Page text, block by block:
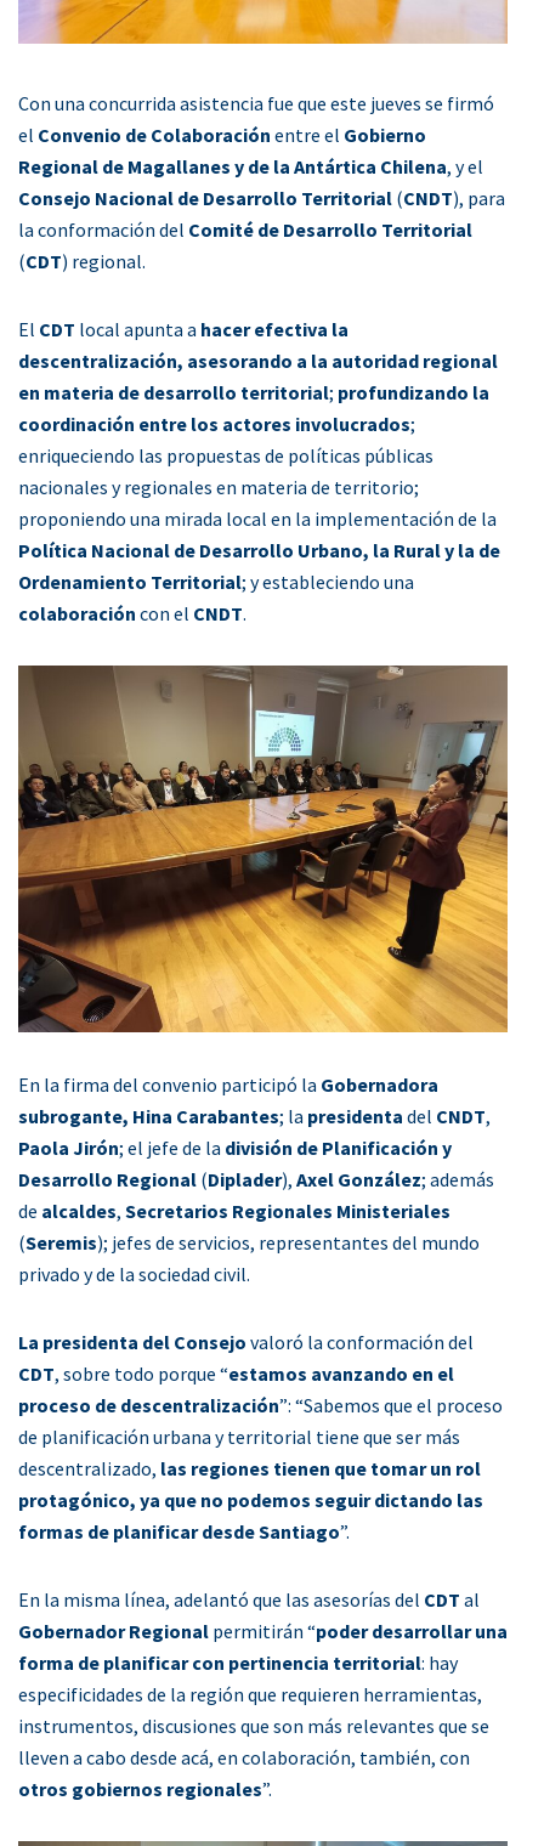
Con una concurrida asistencia fue que este jueves se firmó
el Convenio de Colaboración entre el Gobierno
Regional de Magallanes y de la Antártica Chilena, y el
Consejo Nacional de Desarrollo Territorial (CNDT), para
la conformación del Comité de Desarrollo Territorial
(CDT) regional.
El CDT local apunta a hacer efectiva la
descentralización, asesorando a la autoridad regional
en materia de desarrollo territorial; profundizando la
coordinación entre los actores involucrados;
enriqueciendo las propuestas de políticas públicas
nacionales y regionales en materia de territorio;
proponiendo una mirada local en la implementación de la
Política Nacional de Desarrollo Urbano, la Rural y la de
Ordenamiento Territorial; y estableciendo una
colaboración con el CNDT.
En la firma del convenio participó la Gobernadora
subrogante, Hina Carabantes; la presidenta del CNDT,
Paola Jirón; el jefe de la división de Planificación y
Desarrollo Regional (Diplader), Axel González; además
de alcaldes, Secretarios Regionales Ministeriales
(Seremis); jefes de servicios, representantes del mundo
privado y de la sociedad civil.
La presidenta del Consejo valoró la conformación del
CDT, sobre todo porque “estamos avanzando en el
proceso de descentralización”: “Sabemos que el proceso
de planificación urbana y territorial tiene que ser más
descentralizado, las regiones tienen que tomar un rol
protagónico, ya que no podemos seguir dictando las
formas de planificar desde Santiago”.
En la misma línea, adelantó que las asesorías del CDT al
Gobernador Regional permitirán “poder desarrollar una
forma de planificar con pertinencia territorial: hay
especificidades de la región que requieren herramientas,
instrumentos, discusiones que son más relevantes que se
lleven a cabo desde acá, en colaboración, también, con
otros gobiernos regionales”.